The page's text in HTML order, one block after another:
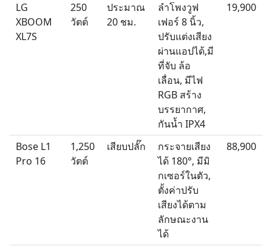
LG
XBOOM
XL7S
250
วัตต์
ประมาณ
20 ชม.
ลำโพงวูฟ
เฟอร์ 8 นิ้ว,
ปรับแต่งเสียง
ผ่านแอปได้,มี
ที่จับ ล้อ
เลื่อน, มีไฟ
RGB สร้าง
บรรยากาศ,
กันน้ำ IPX4
19,900
Bose L1
Pro 16
1,250
วัตต์
เสียบปลั๊ก
กระจายเสียง
ได้ 180°, มีมิ
กเซอร์ในตัว,
ตั้งค่าปรับ
เสียงได้ตาม
ลักษณะงาน
ได้
88,900